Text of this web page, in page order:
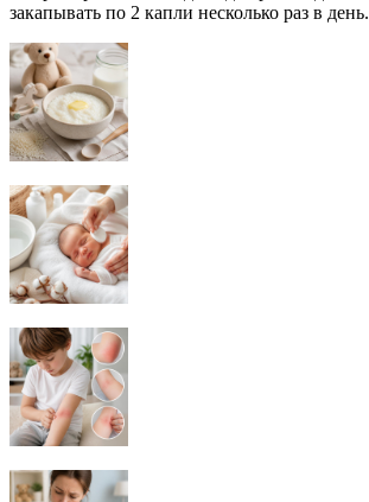
закапывать по 2 капли несколько раз в день.